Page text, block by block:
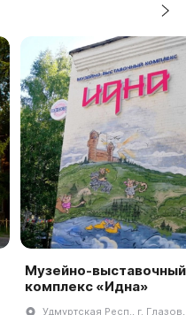
Музейно-выставочный
комплекс «Идна»
Удмуртская Респ., г.